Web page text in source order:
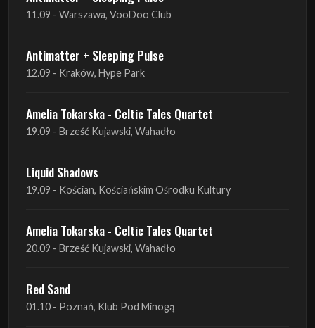
12.09 - Kraków, Hype Park
Amelia Tokarska - Celtic Tales Quartet
19.09 - Brześć Kujawski, Wahadło
Liquid Shadows
19.09 - Kościan, Kościańskim Ośrodku Kultury
Amelia Tokarska - Celtic Tales Quartet
20.09 - Brześć Kujawski, Wahadło
Red Sand
Haken